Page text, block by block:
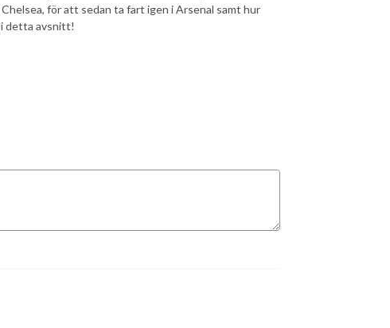
för att sedan ta fart igen i Arsenal samt hur
i detta avsnitt!